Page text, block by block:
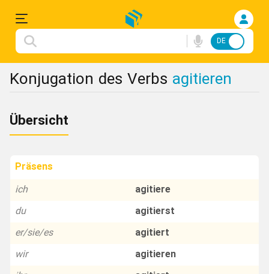
Einloggen
Deutsche
Konjugation
FA
DE
Konjugation des Verbs agitieren
Übersicht
Präsens
ich
agitiere
du
agitierst
er/sie/es
agitiert
wir
agitieren